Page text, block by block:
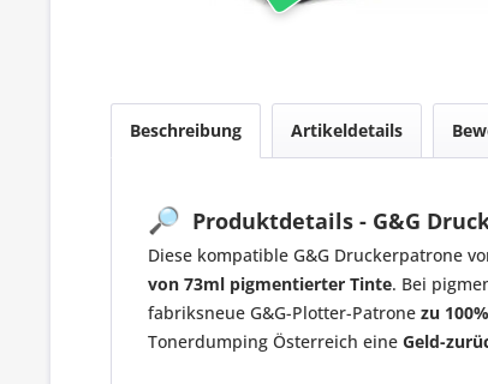
Beschreibung Artikeldetails
🔎 Produktdetails - G&G
Diese kompatible G&G Druckerpatrone
von 73ml pigmentierter Tinte. Bei
fabriksneue G&G-Plotter-Patrone zu
Tonerdumping Österreich eine Geld-